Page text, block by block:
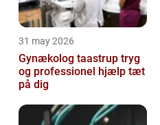
31 may 2026
Gynækolog taastrup tryg
og professionel hjælp tæt
på dig